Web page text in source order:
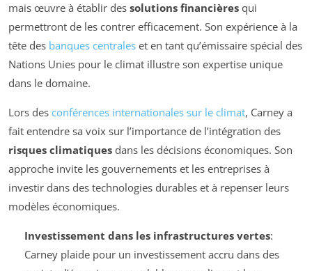
mais œuvre à établir des solutions financières qui
permettront de les contrer efficacement. Son expérience à la
tête des banques centrales et en tant qu’émissaire spécial des
Nations Unies pour le climat illustre son expertise unique
dans le domaine.
Lors des conférences internationales sur le climat, Carney a
fait entendre sa voix sur l’importance de l’intégration des
risques climatiques dans les décisions économiques. Son
approche invite les gouvernements et les entreprises à
investir dans des technologies durables et à repenser leurs
modèles économiques.
Investissement dans les infrastructures vertes:
Carney plaide pour un investissement accru dans des